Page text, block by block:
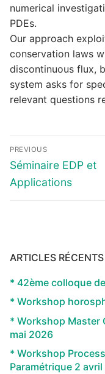
numerical
PDEs.
Our approach
conservation laws
discontinuous flux,
system asks for
relevant questions
Navigation
de
l’article
PREVIOUS
Previous
post:
Séminaire EDP et
Applications
ARTICLES RÉCENTS
* 42ème colloque
* Workshop
* Workshop Master
mai 2026
* Workshop
Paramétrique 2